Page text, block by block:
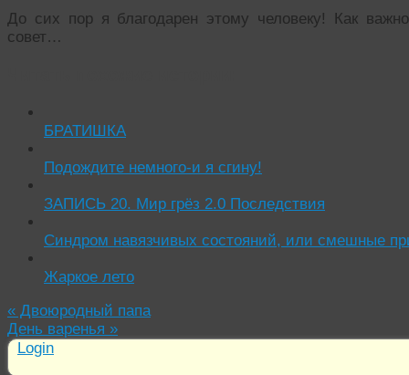
До сих пор я благодарен этому человеку! Как
совет…
БРАТИШКА
Подождите немного-и я сгину!
ЗАПИСЬ 20. Мир грёз 2.0 Последствия
Синдром навязчивых состояний, или смешные
Жаркое лето
« Двоюродный папа
День варенья »
Login